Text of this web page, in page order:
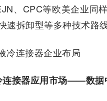
、CPC等欧美企业同
速拆卸型等多种技术路线
冷连接器企业布局
连接器应用市场——数据